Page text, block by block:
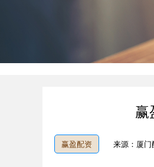
赢
赢盈配资 来源：厦门